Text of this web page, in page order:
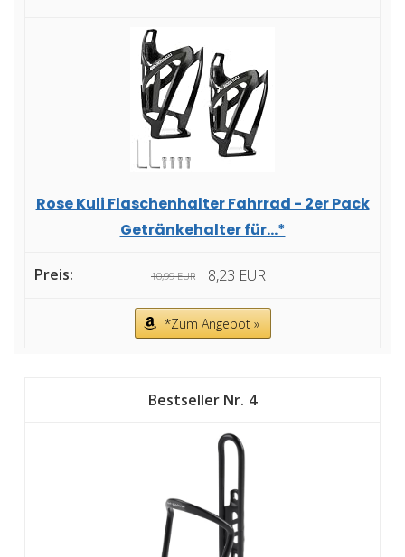
Rose Kuli Flaschenhalter Fahrrad - 2er Pack
Getränkehalter für...*
10,99 EUR 8,23 EUR
*Zum Angebot »
4